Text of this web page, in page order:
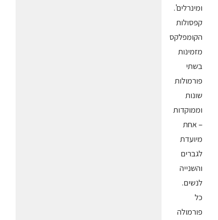
ומינרלים'.
קפסולות
הקומפלקס
מזמינות
בשתי
פורמולות
שונות
וממוקדות
– אחת
מיועדת
לגברים
והשנייה
לנשים.
כל
פורמולה